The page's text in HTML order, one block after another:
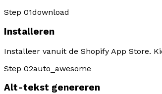
Step 01download
Installeren
Installeer vanuit de Shopify App Store.
Step 02auto_awesome
Alt-tekst genereren